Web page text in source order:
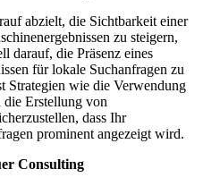
abzielt, die Sichtbarkeit einer
zu steigern,
darauf, die Präsenz eines
für lokale Suchanfragen zu
Strategien wie die Verwendung
Erstellung von
dass Ihr
prominent angezeigt wird.
Consulting